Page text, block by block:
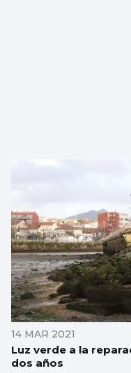
14 MAR 2021
Luz verde a la
dos años